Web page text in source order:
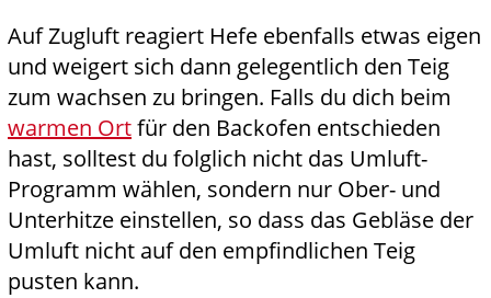
Auf Zugluft reagiert Hefe ebenfalls etwas eigen
und weigert sich dann gelegentlich den Teig
zum wachsen zu bringen. Falls du dich beim
warmen Ortfür den Backofen entschieden
hast, solltest du folglich nicht das Umluft-
Programm wählen, sondern nur Ober- und
Unterhitze einstellen, so dass das Gebläse der
Umluft nicht auf den empfindlichen Teig
pusten kann.